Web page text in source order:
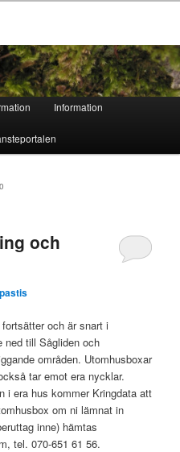
Information
och
pastis
och är snart i
ned till Sågliden och
områden. Utomhusboxar
tar emot era nycklar.
i era hus kommer Kringdata att
om ni lämnat in
inne) hämtas
tel. 070-651 61 56.